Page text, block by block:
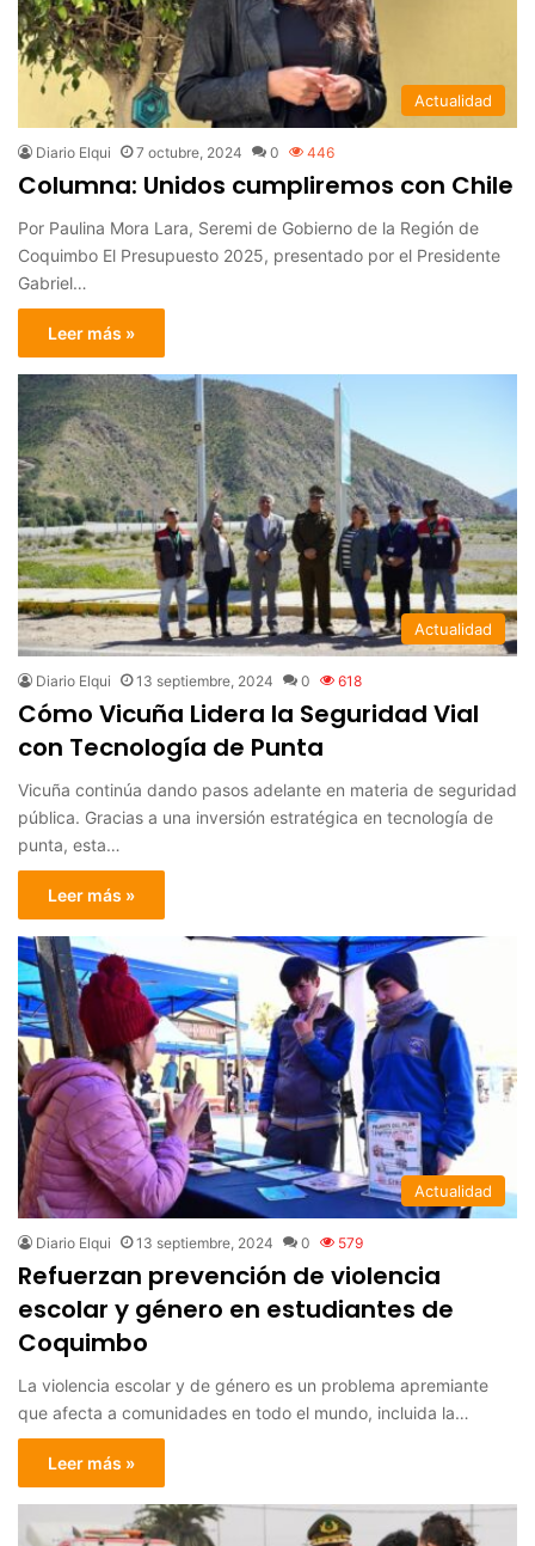
Actualidad
Diario Elqui 7 octubre, 2024 0 446
Columna: Unidos cumpliremos con Chile
Por Paulina Mora Lara, Seremi de Gobierno de la Región de
Coquimbo El Presupuesto 2025, presentado por el Presidente
Gabriel…
Leer más »
Actualidad
Diario Elqui 13 septiembre, 2024 0 618
Cómo Vicuña Lidera la Seguridad Vial
con Tecnología de Punta
Vicuña continúa dando pasos adelante en materia de seguridad
pública. Gracias a una inversión estratégica en tecnología de
punta, esta…
Leer más »
Actualidad
Diario Elqui 13 septiembre, 2024 0 579
Refuerzan prevención de violencia
escolar y género en estudiantes de
Coquimbo
La violencia escolar y de género es un problema apremiante
que afecta a comunidades en todo el mundo, incluida la…
Leer más »